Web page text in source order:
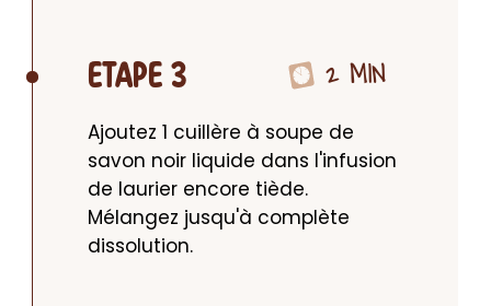
ETAPE 3 2 MIN
Ajoutez 1 cuillère à soupe de
savon noir liquide dans l'infusion
de laurier encore tiède.
Mélangez jusqu'à complète
dissolution.